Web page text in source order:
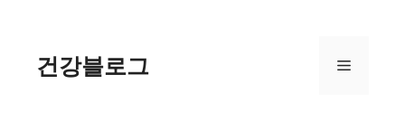
건강블로그 메